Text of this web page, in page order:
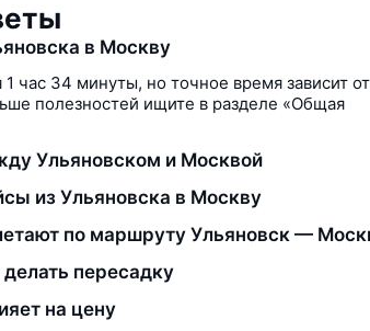
в Москву
час 34 минуты, но точное время зависит от
полезностей ищите в разделе «Общая
Ульяновском и Москвой
из Ульяновска в Москву
по маршруту Ульяновск —
пересадку
на цену